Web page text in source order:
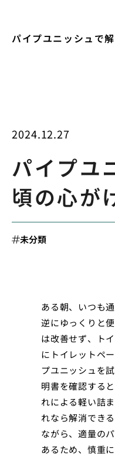
パイプユニッシュで
2024.12.27
パイプユ
頃の心が
未分類
ある朝、いつも
逆にゆっくりと
は改善せず、ト
にトイレットペ
プユニッシュを
明書を確認する
れによる軽い詰
れなら解消でき
ながら、適量の
あるため、慎重